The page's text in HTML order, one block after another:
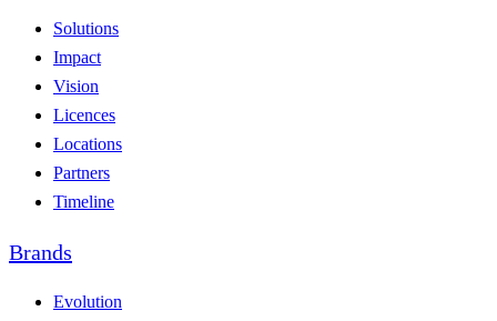
Solutions
Impact
Vision
Licences
Locations
Partners
Timeline
Brands
Evolution